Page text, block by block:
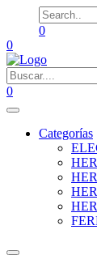
0
0
0
Categorías